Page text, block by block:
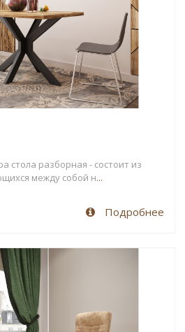
стола разборная - состоит из
между собой н...
Подробнее